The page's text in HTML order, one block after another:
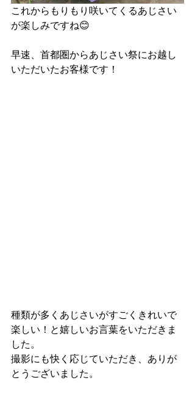
これからもりもり咲いてくるあじさい
が楽しみですね😊
早速、首都圏からあじさい祭にお越し
いただいたお客様です！
種類が多くあじさいがすごくきれいで
楽しい！と嬉しいお言葉をいただきま
した。
撮影にも快く応じていただき、ありが
とうございました。